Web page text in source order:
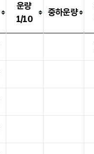
운량
1/10
중하운량